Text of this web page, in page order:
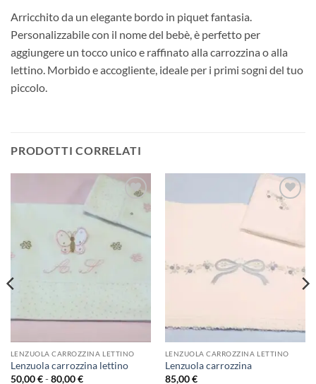
Arricchito da un elegante bordo in piquet fantasia.
Personalizzabile con il nome del bebè, è perfetto per
aggiungere un tocco unico e raffinato alla carrozzina o alla
lettino. Morbido e accogliente, ideale per i primi sogni del tuo
piccolo.
PRODOTTI CORRELATI
Aggiungi
alla lista
dei
desideri
LENZUOLA CARROZZINA LETTINO
Lenzuola carrozzina lettino
50,00€ - 80,00€Fascia
Aggiungi
desideri
LENZUOLA CARROZZINA LETTINO
Lenzuola carrozzina
85,00€